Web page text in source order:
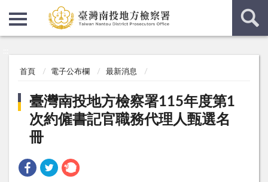
首頁 電子公布欄 最新消息
臺灣南投地方檢察署115年度第1
次約僱書記官職務代理人甄選名
冊